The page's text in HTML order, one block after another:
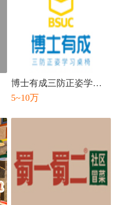
博士有成三防正姿学习
桌
5~10万